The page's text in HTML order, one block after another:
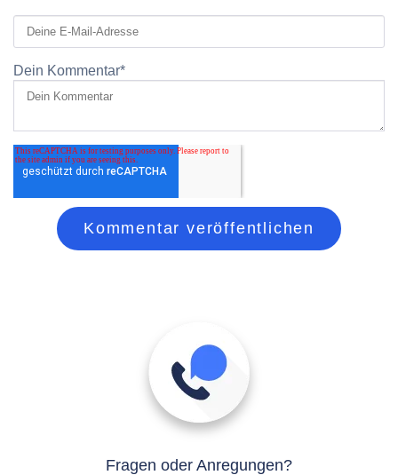
Dein Kommentar*
Fragen oder Anregungen?